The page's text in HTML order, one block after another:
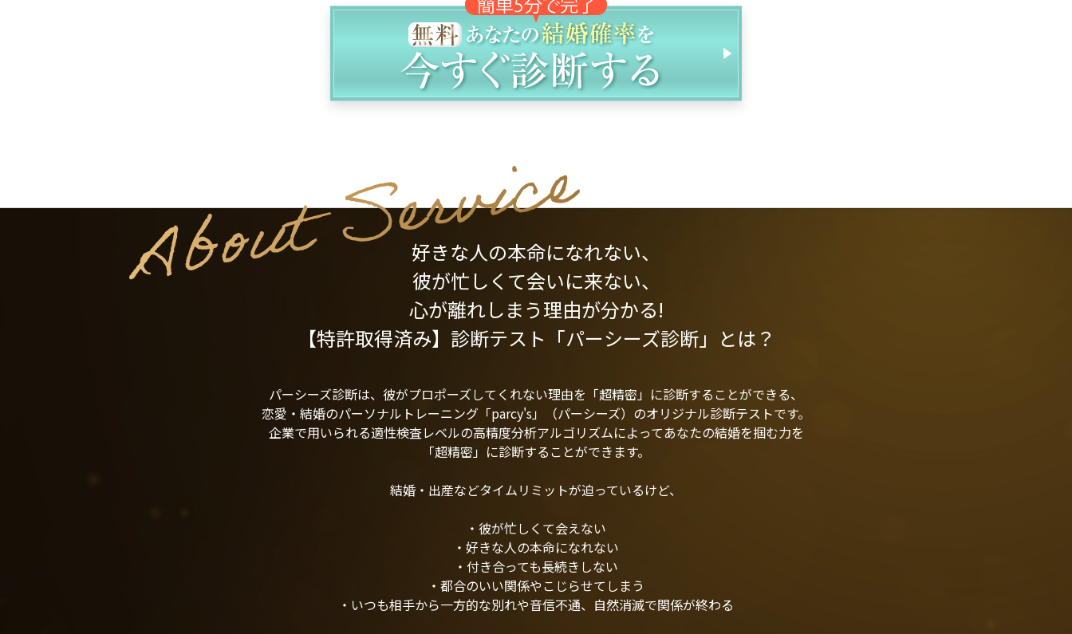
好きな人の本命になれない、
彼が忙しくて会いに来ない、
心が離れしまう理由が分かる!
【特許取得済み】診断テスト「パーシーズ診断」とは？
パーシーズ診断は、彼がプロポーズしてくれない理由を「超精密」に診断することができる、
恋愛・結婚のパーソナルトレーニング「parcy's」（パーシーズ）のオリジナル診断テストです。
企業で用いられる適性検査レベルの高精度分析アルゴリズムによってあなたの結婚を掴む力を
「超精密」に診断することができます。
結婚・出産などタイムリミットが迫っているけど、
・彼が忙しくて会えない
・好きな人の本命になれない
・付き合っても長続きしない
・都合のいい関係やこじらせてしまう
・いつも相手から一方的な別れや音信不通、自然消滅で関係が終わる